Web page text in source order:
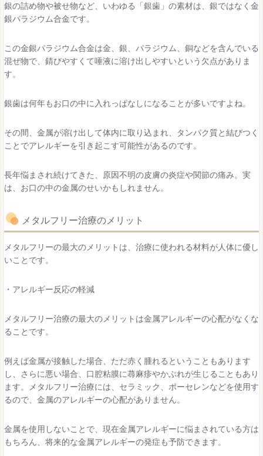
銀の詰め物や被せ物など、いわゆる「銀歯」の素材は、銀ではなく金
銀パラジウム合金です。
この金銀パラジウム合金は金、銀、パラジウム、銅などを含んでいる
混ぜ物で、錆びやすくて唾液に溶け出しやすいという欠点がありま
す。
銀歯は何年もお口の中に入れっぱなしになることが多いですよね。
その間、金属が溶け出して体内に取り込まれ、タンパク質と結びつく
ことでアレルギーを引き起こす可能性があるのです。
長年悩まされ続けてきた、原因不明の皮膚の炎症や関節の痛み。実
は、お口の中の金属のせいかもしれません。
メタルフリー治療のメリット
メタルフリーの最大のメリットは、治療に使われる材料が人体に優し
いことです。
・アレルギー反応の軽減
メタルフリー治療の最大のメリットは金属アレルギーの心配がなくな
ることです。
例えば金属が接触した場合、ただ赤く腫れるということもあります
し、さらに悪い場合、口腔粘膜に蕁麻疹やかぶれが生じることもあり
ます。メタルフリー治療には、セラミック、ポーセレンなどを使用す
るので、金属のアレルギーの心配がありません。
金属を使用しないことで、現在金属アレルギーに悩まされている方は
もちろん、将来的な金属アレルギーの発症も予防できます。